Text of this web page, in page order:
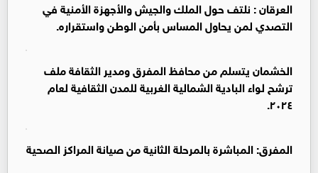
العرقان : نلتف حول الملك والجيش والأجهزة الأمنية في
التصدي لمن يحاول المساس بأمن الوطن واستقراره.
الخشمان يتسلم من محافظ المفرق ومدير الثقافة ملف
ترشح لواء البادية الشمالية الغربية للمدن الثقافية لعام
٢٠٢٤.
المفرق: المباشرة بالمرحلة الثانية من صيانة المراكز الصحية